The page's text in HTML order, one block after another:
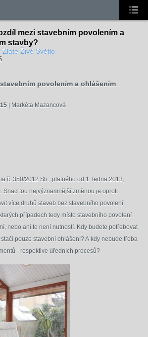
mezi stavebním povolením a
stavby?
Zlaté Živé Světlo
povolením a ohlášením
Markéta Mazancová
č. 350/2012 Sb., platného od 1. ledna 2013,
Snad tou nejvýznamnější změnou je oproti
více druhů staveb bez stavebního povolení
případech tedy místo stavebního povolení
nebo ani to není nutností. Kdy budete potřebovat
pouze stavební ohlášení? A kdy nebude třeba
- respektive úředních procesů?